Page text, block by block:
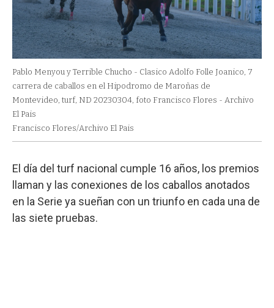
Pablo Menyou y Terrible Chucho - Clasico Adolfo Folle Joanico, 7
carrera de caballos en el Hipodromo de Maroñas de
Montevideo, turf, ND 20230304, foto Francisco Flores - Archivo
El Pais
Francisco Flores/Archivo El Pais
El día del turf nacional cumple 16 años, los premios
llaman y las conexiones de los caballos anotados
en la Serie ya sueñan con un triunfo en cada una de
las siete pruebas.